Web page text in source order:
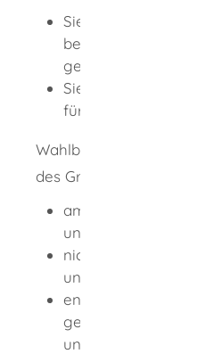
Sie sind 42 Tage vor
bei keiner
gemeldet.
Sie gehen von Ihrer
für die
Wahlberechtigt sind alle
des Grundgesetzes, die
am Wahltag 18 Jahre
und
nicht vom Wahlrecht
und
entweder nachdem
geworden sind,
ununterbrochen in